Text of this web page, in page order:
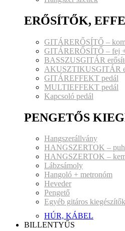
ERŐSÍTŐK,
GITÁRERŐSÍTŐ –
GITÁRERŐSÍTŐ – fej
BASSZUSGITÁR
AKUSZTIKUSGITÁR
GITÁREFFEKT pedál
MULTIEFFEKT pedál
Kapcsoló pedál
PENGETŐS
Hangszerállvány
HANGSZERTOK –
HANGSZERTOK –
Lábzsámoly
Hangoló + metronóm
Heveder
Pengető
Egyéb gitáros kiegészítők
HÚR, KÁBEL
BILLENTYŰS